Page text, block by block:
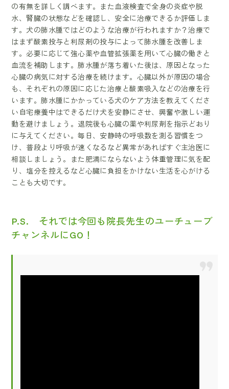
の有無を詳しく調べます。また血液検査で全身の炎症や脱
水、腎臓の状態などを確認し、安全に治療できるか評価しま
す。犬の肺水腫ではどのような治療が行われますか？治療で
はまず酸素投与と利尿剤の投与によって肺水腫を改善しま
す。必要に応じて強心薬や血管拡張薬を用いて心臓の働きと
血流を補助します。肺水腫が落ち着いた後は、原因となった
心臓の病気に対する治療を続けます。心臓以外が原因の場合
も、それぞれの原因に応じた治療と酸素吸入などの治療を行
います。肺水腫にかかっている犬のケア方法を教えてくださ
い自宅療養中はできるだけ犬を安静にさせ、興奮や激しい運
動を避けましょう。退院後も心臓の薬や利尿剤を指示どおり
に与えてください。毎日、安静時の呼吸数を測る習慣をつ
け、普段より呼吸が速くなるなど異常があればすぐ主治医に
相談しましょう。また肥満にならないよう体重管理に気を配
り、塩分を控えるなど心臓に負担をかけない生活を心がける
ことも大切です。
P.S. それでは今回も院長先生のユーチューブ
チャンネルにGO！